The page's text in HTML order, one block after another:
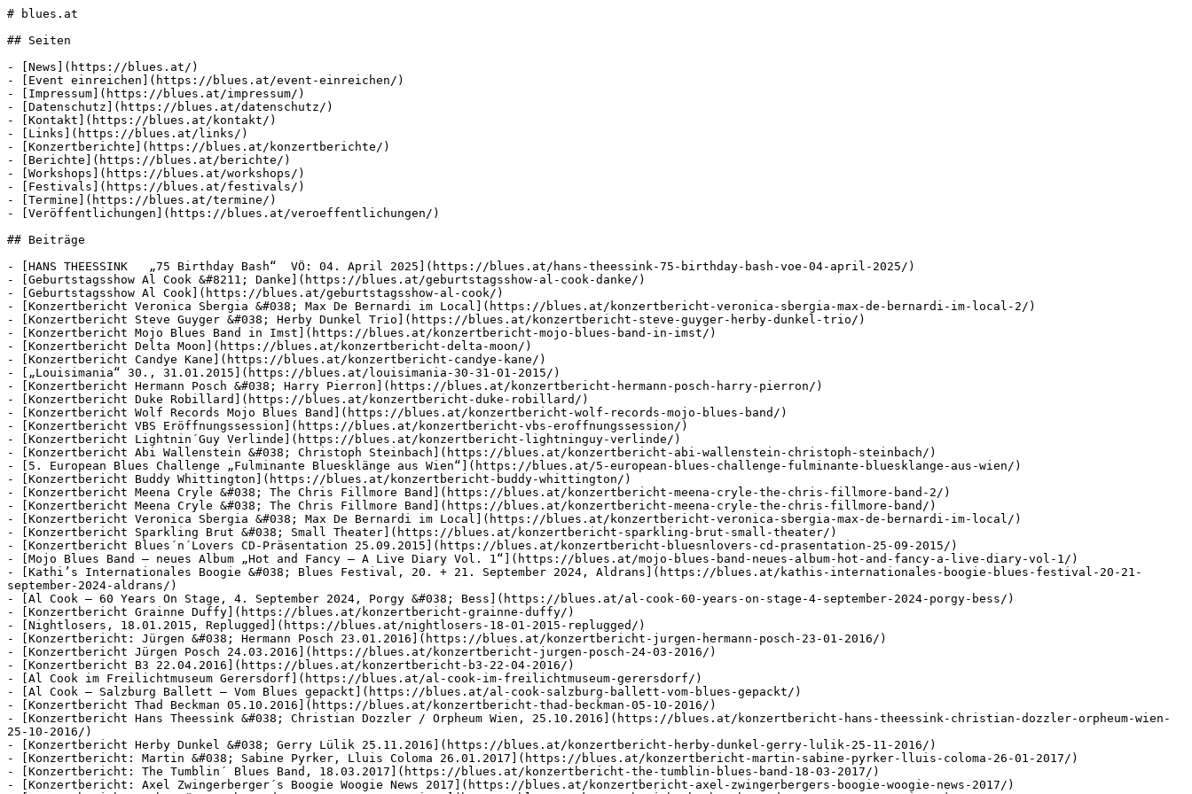
# blues.at
## Seiten
- [News](https://blues.at/)
- [Event einreichen](https://blues.at/event-einreichen/)
- [Impressum](https://blues.at/impressum/)
- [Datenschutz](https://blues.at/datenschutz/)
- [Kontakt](https://blues.at/kontakt/)
- [Links](https://blues.at/links/)
- [Konzertberichte](https://blues.at/konzertberichte/)
- [Berichte](https://blues.at/berichte/)
- [Workshops](https://blues.at/workshops/)
- [Festivals](https://blues.at/festivals/)
- [Termine](https://blues.at/termine/)
- [Veröffentlichungen](https://blues.at/veroeffentlichungen/)
## Beiträge
- [HANS THEESSINK   „75 Birthday Bash“  VÖ: 04. April 2025](https://blues.at/hans-theessink-75-birthday-bash-voe-04-april-2025/)
- [Geburtstagsshow Al Cook &#8211; Danke](https://blues.at/geburtstagsshow-al-cook-danke/)
- [Geburtstagsshow Al Cook](https://blues.at/geburtstagsshow-al-cook/)
- [Konzertbericht Veronica Sbergia &#038; Max De Bernardi im Local](https://blues.at/konzertbericht-veronica-sbergia-max-de-bernardi-im-local-2/)
- [Konzertbericht Steve Guyger &#038; Herby Dunkel Trio](https://blues.at/konzertbericht-steve-guyger-herby-dunkel-trio/)
- [Konzertbericht Mojo Blues Band in Imst](https://blues.at/konzertbericht-mojo-blues-band-in-imst/)
- [Konzertbericht Delta Moon](https://blues.at/konzertbericht-delta-moon/)
- [Konzertbericht Candye Kane](https://blues.at/konzertbericht-candye-kane/)
- [„Louisimania“ 30., 31.01.2015](https://blues.at/louisimania-30-31-01-2015/)
- [Konzertbericht Hermann Posch &#038; Harry Pierron](https://blues.at/konzertbericht-hermann-posch-harry-pierron/)
- [Konzertbericht Duke Robillard](https://blues.at/konzertbericht-duke-robillard/)
- [Konzertbericht Wolf Records Mojo Blues Band](https://blues.at/konzertbericht-wolf-records-mojo-blues-band/)
- [Konzertbericht VBS Eröffnungssession](https://blues.at/konzertbericht-vbs-eroffnungssession/)
- [Konzertbericht Lightnin´Guy Verlinde](https://blues.at/konzertbericht-lightninguy-verlinde/)
- [Konzertbericht Abi Wallenstein &#038; Christoph Steinbach](https://blues.at/konzertbericht-abi-wallenstein-christoph-steinbach/)
- [5. European Blues Challenge „Fulminante Bluesklänge aus Wien“](https://blues.at/5-european-blues-challenge-fulminante-bluesklange-aus-wien/)
- [Konzertbericht Buddy Whittington](https://blues.at/konzertbericht-buddy-whittington/)
- [Konzertbericht Meena Cryle &#038; The Chris Fillmore Band](https://blues.at/konzertbericht-meena-cryle-the-chris-fillmore-band-2/)
- [Konzertbericht Meena Cryle &#038; The Chris Fillmore Band](https://blues.at/konzertbericht-meena-cryle-the-chris-fillmore-band/)
- [Konzertbericht Veronica Sbergia &#038; Max De Bernardi im Local](https://blues.at/konzertbericht-veronica-sbergia-max-de-bernardi-im-local/)
- [Konzertbericht Sparkling Brut &#038; Small Theater](https://blues.at/konzertbericht-sparkling-brut-small-theater/)
- [Konzertbericht Blues´n´Lovers CD-Präsentation 25.09.2015](https://blues.at/konzertbericht-bluesnlovers-cd-prasentation-25-09-2015/)
- [Mojo Blues Band – neues Album „Hot and Fancy – A Live Diary Vol. 1“](https://blues.at/mojo-blues-band-neues-album-hot-and-fancy-a-live-diary-vol-1/)
- [Kathi’s Internationales Boogie &#038; Blues Festival, 20. + 21. September 2024, Aldrans](https://blues.at/kathis-internationales-boogie-blues-festival-20-21-
september-2024-aldrans/)
- [Al Cook – 60 Years On Stage, 4. September 2024, Porgy &#038; Bess](https://blues.at/al-cook-60-years-on-stage-4-september-2024-porgy-bess/)
- [Konzertbericht Grainne Duffy](https://blues.at/konzertbericht-grainne-duffy/)
- [Nightlosers, 18.01.2015, Replugged](https://blues.at/nightlosers-18-01-2015-replugged/)
- [Konzertbericht: Jürgen &#038; Hermann Posch 23.01.2016](https://blues.at/konzertbericht-jurgen-hermann-posch-23-01-2016/)
- [Konzertbericht Jürgen Posch 24.03.2016](https://blues.at/konzertbericht-jurgen-posch-24-03-2016/)
- [Konzertbericht B3 22.04.2016](https://blues.at/konzertbericht-b3-22-04-2016/)
- [Al Cook im Freilichtmuseum Gerersdorf](https://blues.at/al-cook-im-freilichtmuseum-gerersdorf/)
- [Al Cook – Salzburg Ballett – Vom Blues gepackt](https://blues.at/al-cook-salzburg-ballett-vom-blues-gepackt/)
- [Konzertbericht Thad Beckman 05.10.2016](https://blues.at/konzertbericht-thad-beckman-05-10-2016/)
- [Konzertbericht Hans Theessink &#038; Christian Dozzler / Orpheum Wien, 25.10.2016](https://blues.at/konzertbericht-hans-theessink-christian-dozzler-orpheum-wien-
25-10-2016/)
- [Konzertbericht Herby Dunkel &#038; Gerry Lülik 25.11.2016](https://blues.at/konzertbericht-herby-dunkel-gerry-lulik-25-11-2016/)
- [Konzertbericht: Martin &#038; Sabine Pyrker, Lluis Coloma 26.01.2017](https://blues.at/konzertbericht-martin-sabine-pyrker-lluis-coloma-26-01-2017/)
- [Konzertbericht: The Tumblin´ Blues Band, 18.03.2017](https://blues.at/konzertbericht-the-tumblin-blues-band-18-03-2017/)
- [Konzertbericht: Axel Zwingerberger´s Boogie Woogie News 2017](https://blues.at/konzertbericht-axel-zwingerbergers-boogie-woogie-news-2017/)